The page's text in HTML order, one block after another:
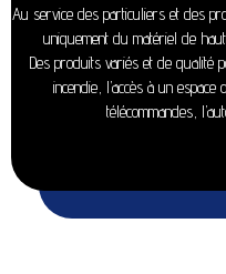
Au service des particuliers et des
uniquement du matériel de
Des produits variés et de qualité
incendie, l’accès à un
télécommandes,